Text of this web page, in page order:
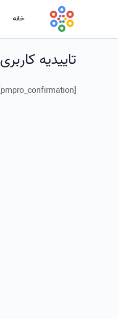
خانه
تاییدیه کاربری
[pmpro_confirmation]